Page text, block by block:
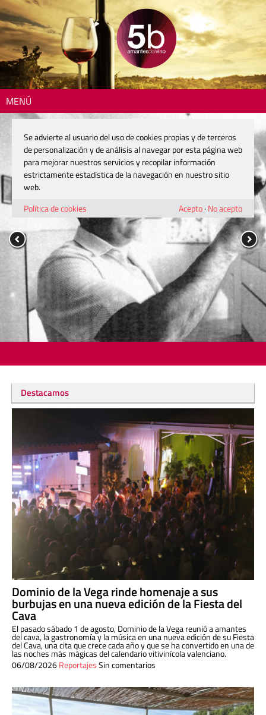
MENÚ
Destacamos
Dominio de la Vega rinde homenaje a sus
burbujas en una nueva edición de la Fiesta del
Cava
El pasado sábado 1 de agosto, Dominio de la Vega reunió a amantes
del cava, la gastronomía y la música en una nueva edición de su Fiesta
del Cava, una cita que crece cada año y que se ha convertido en una de
las noches más mágicas del calendario vitivinícola valenciano.
06/08/2026ReportajesSin comentarios
Se advierte al usuario del uso de cookies propias y de terceros
de personalización y de análisis al navegar por esta página web
para mejorar nuestros servicios y recopilar información
estrictamente estadística de la navegación en nuestro sitio
web.
Política de cookies
Acepto· No acepto